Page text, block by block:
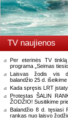
TV naujienos
Per eterinės TV
programa „Seimas
Laisvas žodis vis
balandžio 25 d. išeikime
Kada spręsis LRT
Protestas ŠALIN
ŽODŽIO! Susitikime
Balandžio 8 d. tęsiasi
rankas nuo laisvo